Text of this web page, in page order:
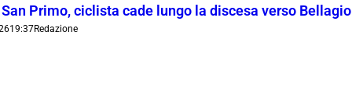
Primo, ciclista cade lungo la discesa verso Bellagio
19:37Redazione